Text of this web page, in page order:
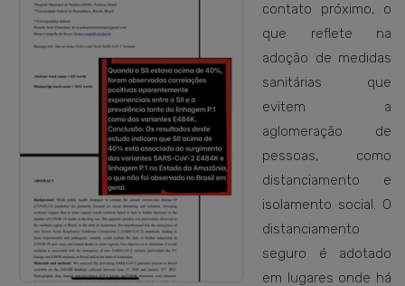
contato próximo, o
que reflete na
adoção de medidas
sanitárias que
evitem a
aglomeração de
pessoas, como
distanciamento e
isolamento social. O
distanciamento
seguro é adotado
em lugares onde há